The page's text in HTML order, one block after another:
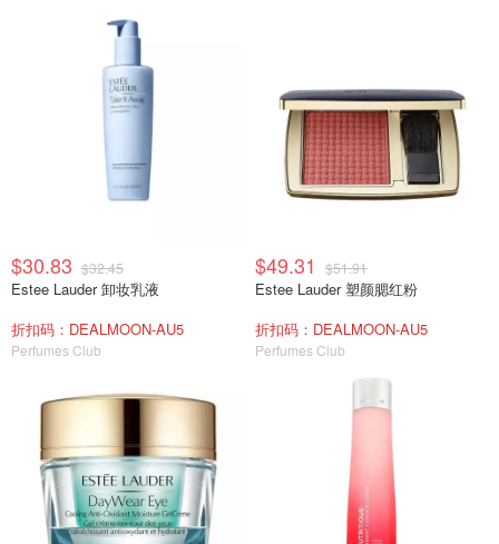
$30.83 $32.45
Estee Lauder 卸妆乳液
折扣码：DEALMOON-AU5
Perfumes Club
$49.31 $51.91
Estee Lauder 塑颜腮红粉
折扣码：DEALMOON-AU5
Perfumes Club